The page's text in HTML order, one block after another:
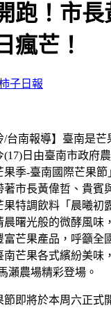
跑！市長
瘋芒！
子日報
/台南報導】臺南是芒
(17) 日由臺南市政府
果季-臺南國際芒果
市長黃偉哲、貴賓
果特調飲料「晨曦初
晨曙光般的微酵風味
富芒果產品，呼籲全
南芒果各式繽紛美味
瀨農場精彩登場。